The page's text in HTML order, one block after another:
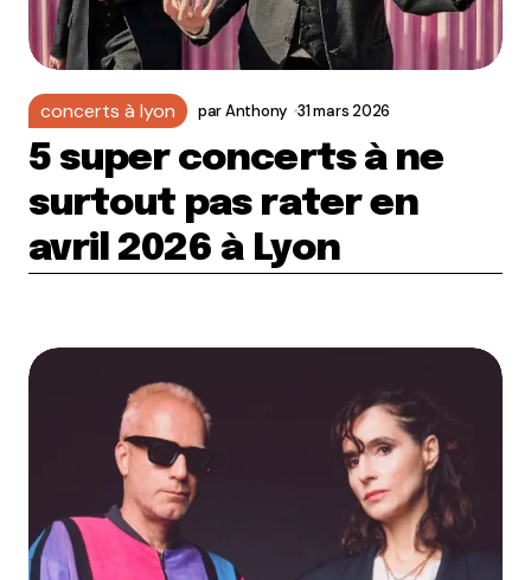
concerts à lyon parAnthony 31 mars 2026
5 super concerts à ne
surtout pas rater en
avril 2026 à Lyon